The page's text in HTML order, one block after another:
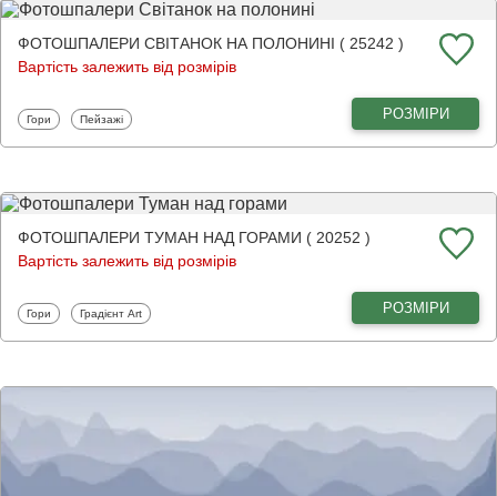
ФОТОШПАЛЕРИ СВІТАНОК НА ПОЛОНИНІ ( 25242 )
Вартість залежить від розмірів
Фотошпалери
Гори Фотошпалери
Пейзажі РОЗМІРИ
ФОТОШПАЛЕРИ ТУМАН НАД ГОРАМИ ( 20252 )
Вартість залежить від розмірів
Фотошпалери
Гори Фотошпалери
Градієнт Art РОЗМІРИ